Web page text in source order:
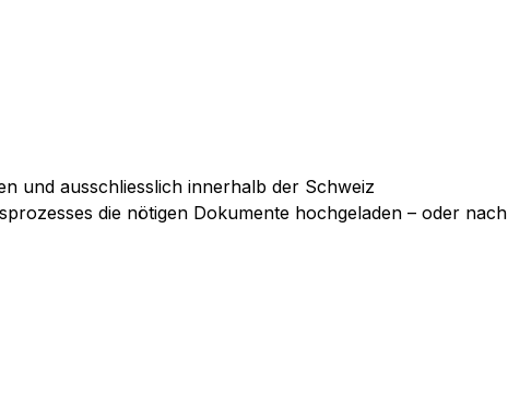
und ausschliesslich innerhalb der Schweiz
die nötigen Dokumente hochgeladen – oder